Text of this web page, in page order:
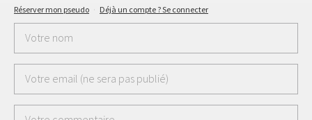
Réserver mon pseudo · Déjà un compte ? Se connecter